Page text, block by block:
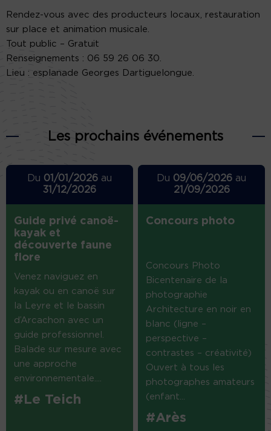
Rendez-vous avec des producteurs locaux, restauration
sur place et animation musicale.
Tout public – Gratuit
Renseignements : 06 59 26 06 30.
Lieu : esplanade Georges Dartiguelongue.
Les prochains événements
Du 01/01/2026au
31/12/2026
Guide privé canoë-
kayak et
découverte faune
flore
Venez naviguez en
kayak ou en canoë sur
la Leyre et le bassin
d’Arcachon avec un
guide professionnel.
Balade sur mesure avec
une approche
environnementale....
#Le Teich
Du 09/06/2026 au
21/09/2026
Concours photo
Concours Photo
Bicentenaire de la
photographie
Architecture en noir en
blanc (ligne –
perspective –
contrastes – créativité)
Ouvert à tous les
photographes amateurs
(enfant...
#Arès